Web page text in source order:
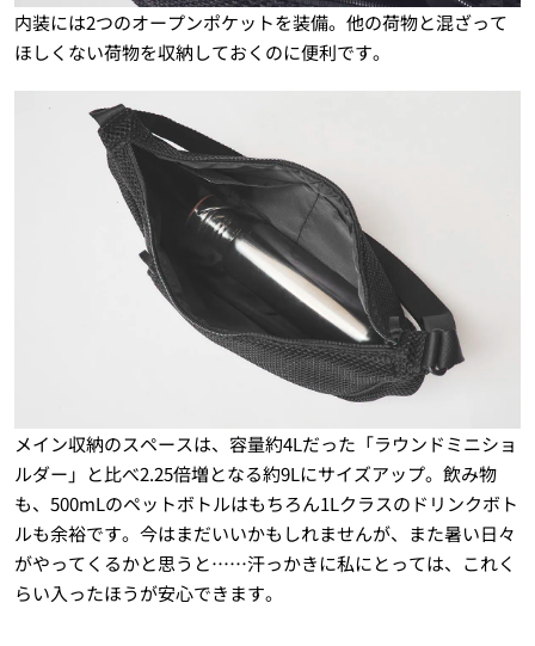
内装には2つのオープンポケットを装備。他の荷物と混ざって
ほしくない荷物を収納しておくのに便利です。
メイン収納のスペースは、容量約4Lだった「ラウンドミニショ
ルダー」と比べ2.25倍増となる約9Lにサイズアップ。飲み物
も、500mLのペットボトルはもちろん1Lクラスのドリンクボト
ルも余裕です。今はまだいいかもしれませんが、また暑い日々
がやってくるかと思うと……汗っかきに私にとっては、これく
らい入ったほうが安心できます。